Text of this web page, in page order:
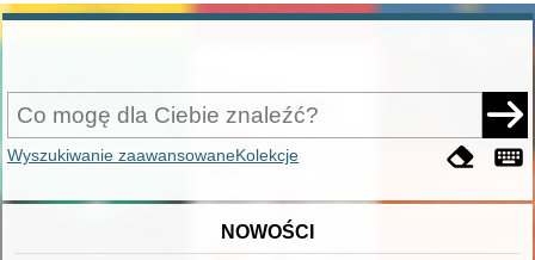
Wyszukiwanie zaawansowaneKolekcje
NOWOŚCI